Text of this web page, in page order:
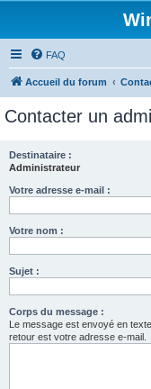
FAQ
Accueil du forum
Contacter un
Destinataire :
Administrateur
Votre adresse e-mail :
Votre nom :
Sujet :
Corps du message :
Le message est envoyé en
retour est votre adresse e-mail.